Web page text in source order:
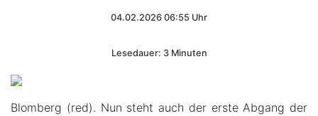
04.02.2026 06:55 Uhr
Lesedauer: 3 Minuten
Blomberg (red). Nun steht auch der erste Abgang der